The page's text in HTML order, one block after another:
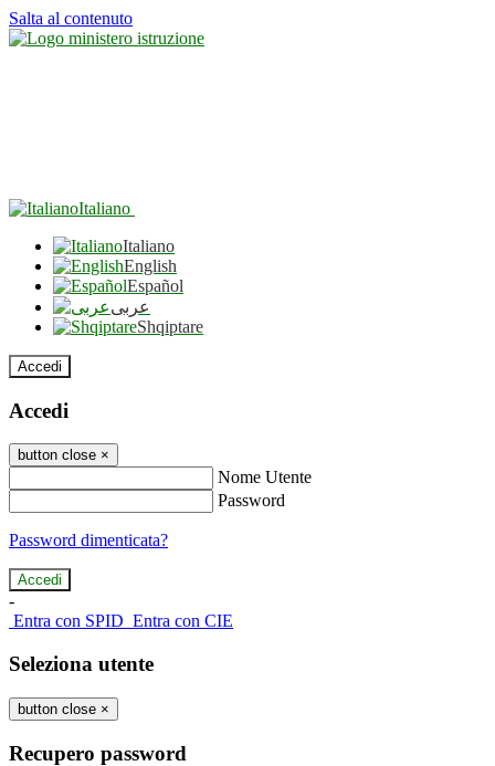
Salta al contenuto
Italiano
Italiano
English
Español
عربى
Shqiptare
Accedi
Accedi
button close ×
Nome Utente
Password
Password dimenticata?
-
Entra con SPID Entra con CIE
Seleziona utente
button close ×
Recupero password